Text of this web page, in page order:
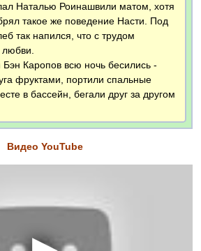
Наталью Роинашвили матом, хотя
такое же поведение Насти. Под
так напился, что с трудом
Каропов всю ночь бесились -
фруктами, портили спальные
в бассейн, бегали друг за другом
Видео YouTube